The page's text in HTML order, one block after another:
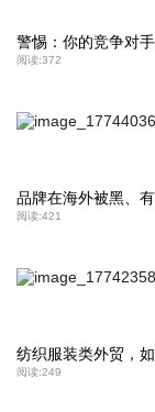
警惕：你的竞争对
阅读:372
品牌在海外被黑、
阅读:421
纺织服装类外贸，
阅读:249